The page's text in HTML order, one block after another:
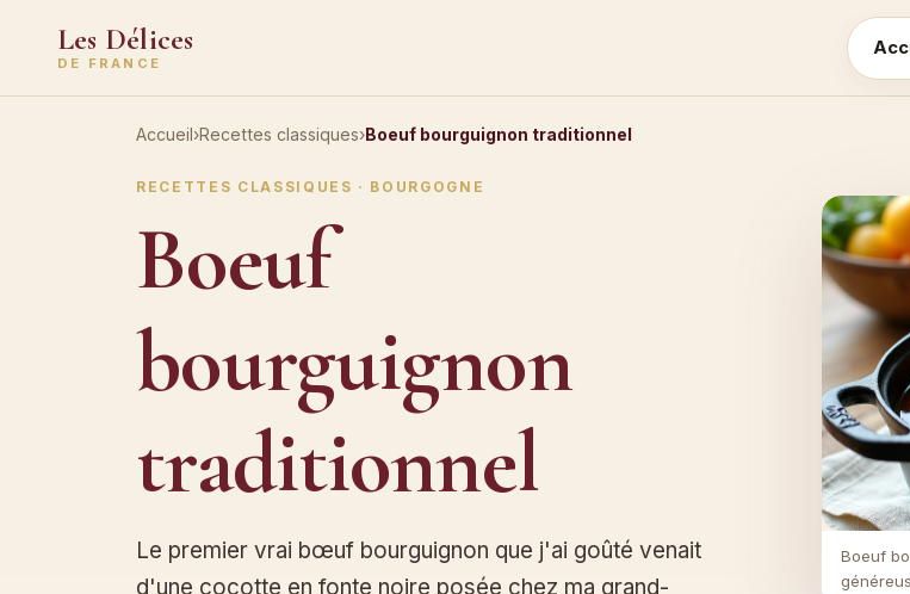
Les Délices
DE FRANCE
Accueil›Recettes classiques›Boeuf bourguignon traditionnel
RECETTES CLASSIQUES · BOURGOGNE
Boeuf
bourguignon
traditionnel
Le premier vrai bœuf bourguignon que j'ai goûté venait
d'une cocotte en fonte noire posée chez ma grand-
Boeuf